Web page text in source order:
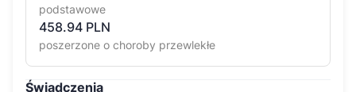
podstawowe
458.94 PLN
poszerzone o choroby przewlekłe
Świadczenia